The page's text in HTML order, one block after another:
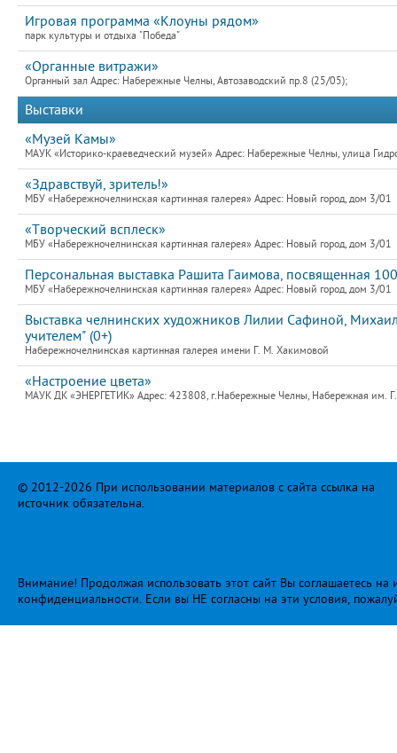
Игровая программа «Клоуны рядом»
парк культуры и отдыха "Победа"
«Органные витражи»
Органный зал Адрес: Набережные Челны, Автозаводский пр.8 (25/05);
Выставки
«Музей Камы»
МАУК «Историко-краеведческий музей» Адрес: Набережные Челны, улица
«Здравствуй, зритель!»
МБУ «Набережночелнинская картинная галерея» Адрес: Новый город, дом 3/01
«Творческий всплеск»
МБУ «Набережночелнинская картинная галерея» Адрес: Новый город, дом 3/01
Персональная выставка Рашита Гаимова, посвященная
МБУ «Набережночелнинская картинная галерея» Адрес: Новый город, дом 3/01
Выставка челнинских художников Лилии Сафиной,
учителем" (0+)
Набережночелнинская картинная галерея имени Г. М. Хакимовой
«Настроение цвета»
МАУК ДК «ЭНЕРГЕТИК» Адрес: 423808, г.Набережные Челны, Набережная им.
© 2012-2026 При использовании материалов с сайта ссылка на
источник обязательна.
Внимание! Продолжая использовать этот сайт Вы соглашаетесь
конфиденциальности. Если вы НЕ согласны на эти условия,